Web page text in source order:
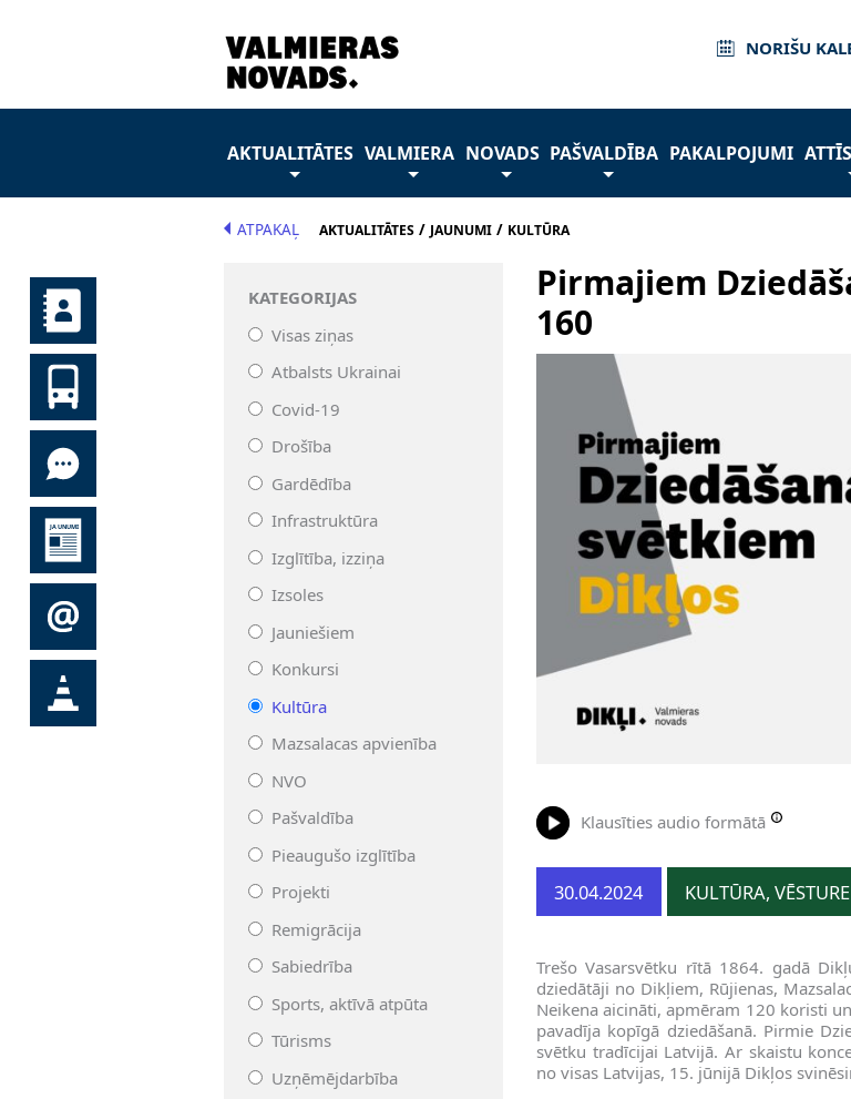
NORIŠU
AKTUALITĀTES VALMIERA NOVADS PAŠVALDĪBA PAKALPOJUMI
ATPAKAĻ AKTUALITĀTES/ JAUNUMI/ KULTŪRA
KATEGORIJAS
Visas ziņas
Atbalsts Ukrainai
Covid-19
Drošība
Gardēdība
Infrastruktūra
Izglītība, izziņa
Izsoles
Jauniešiem
Konkursi
Kultūra
Mazsalacas apvienība
NVO
Pašvaldība
Pieaugušo izglītība
Projekti
Remigrācija
Sabiedrība
Sports, aktīvā atpūta
Tūrisms
Uzņēmējdarbība
Pirmajiem
160
Klausīties audio formātā
30.04.2024 KULTŪRA, VĒSTURE
Trešo Vasarsvētku rītā 1864. gadā
dziedātāji no Dikļiem, Rūjienas,
Neikena aicināti, apmēram 120 koristi
pavadīja kopīgā dziedāšanā. Pirmie
svētku tradīcijai Latvijā. Ar skaistu
no visas Latvijas, 15. jūnijā Dikļos